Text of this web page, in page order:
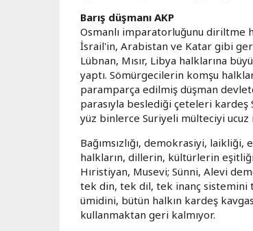
Barış düşmanı AKP
Osmanlı imparatorluğunu diriltme
İsrail'in, Arabistan ve Katar gibi
Lübnan, Mısır, Libya halklarına
yaptı. Sömürgecilerin komşu
paramparça edilmiş düşman
parasıyla beslediği çeteleri kardeş
yüz binlerce Suriyeli mülteciyi ucuz
Bağımsızlığı, demokrasiyi,
halkların, dillerin, kültürlerin
Hıristiyan, Musevi; Sünni, Alevi
tek din, tek dil, tek inanç sistemini
ümidini, bütün halkın kardeş
kullanmaktan geri kalmıyor.